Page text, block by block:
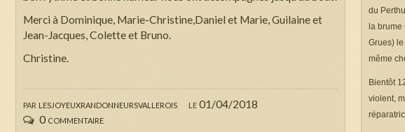
du
la brume
Grues)
même
Bientôt
violent,
par lesjoyeuxrandonneursvallerois
le 01/04/2018
0 commentaire
Merci à Dominique, Marie-Christine,Daniel et Marie, Guilaine et
Jean-Jacques, Colette et Bruno.
Christine.